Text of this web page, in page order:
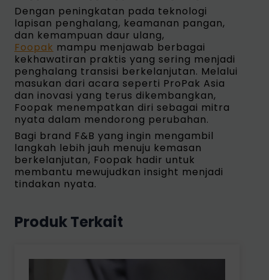
Dengan peningkatan pada teknologi
lapisan penghalang, keamanan pangan,
dan kemampuan daur ulang,
Foopak mampu menjawab berbagai
kekhawatiran praktis yang sering menjadi
penghalang transisi berkelanjutan. Melalui
masukan dari acara seperti ProPak Asia
dan inovasi yang terus dikembangkan,
Foopak menempatkan diri sebagai mitra
nyata dalam mendorong perubahan.
Bagi brand F&B yang ingin mengambil
langkah lebih jauh menuju kemasan
berkelanjutan, Foopak hadir untuk
membantu mewujudkan insight menjadi
tindakan nyata.
Produk Terkait